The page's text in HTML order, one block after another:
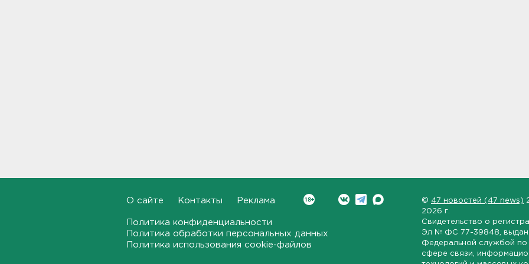
Дачников ждет реверс на
О сайте Контакты Реклама
Политика конфиденциальности
Политика обработки персональных данных
Политика использования cookie-файлов
© 47 новостей (47 news)
2026 г.
Свидетельство о
Эл № ФС 77-39848 ,
Федеральной службой по
сфере связи,